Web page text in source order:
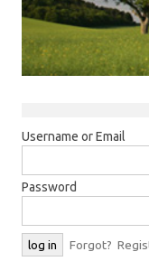
Username or Email
Password
Forgot?